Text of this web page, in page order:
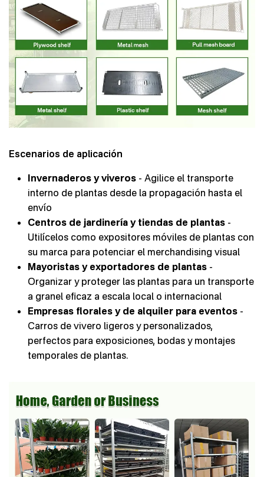
Escenarios de aplicación
Invernaderos y viveros - Agilice el transporte
interno de plantas desde la propagación hasta el
envío
Centros de jardinería y tiendas de plantas -
Utilícelos como expositores móviles de plantas con
su marca para potenciar el merchandising visual
Mayoristas y exportadores de plantas -
Organizar y proteger las plantas para un transporte
a granel eficaz a escala local o internacional
Empresas florales y de alquiler para eventos -
Carros de vivero ligeros y personalizados,
perfectos para exposiciones, bodas y montajes
temporales de plantas.